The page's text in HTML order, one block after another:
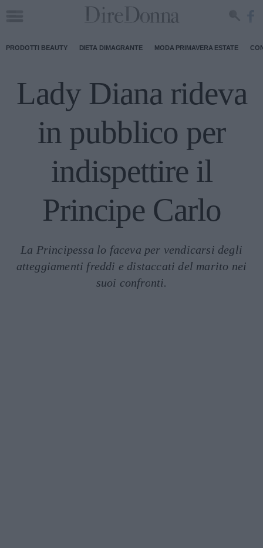
PRODOTTI BEAUTY DIETA DIMAGRANTE MODA PRIMAVERA ESTATE
Lady Diana rideva
in pubblico per
indispettire il
Principe Carlo
La Principessa lo faceva per vendicarsi degli
atteggiamenti freddi e distaccati del marito nei
suoi confronti.